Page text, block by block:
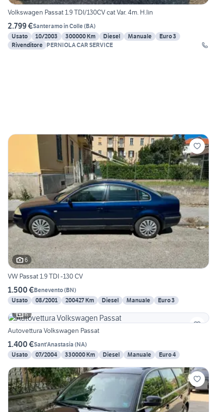
Volkswagen Passat 1.9 TDI/130CV cat Var. 4m. H.lin
2.799 €Santeramo in Colle(BA)
Usato
10/2003 300000 Km Diesel Manuale
Euro 3
Rivenditore PERNIOLA CAR SERVICE
6
VW Passat 1.9 TDI -130 CV
1.500 €Benevento(BN)
Usato
08/2001 200427 Km Diesel Manuale
Euro 3
6
Autovettura Volkswagen Passat
1.400 €Sant'Anastasia (NA)
Usato
07/2004 330000 Km Diesel Manuale Euro 4